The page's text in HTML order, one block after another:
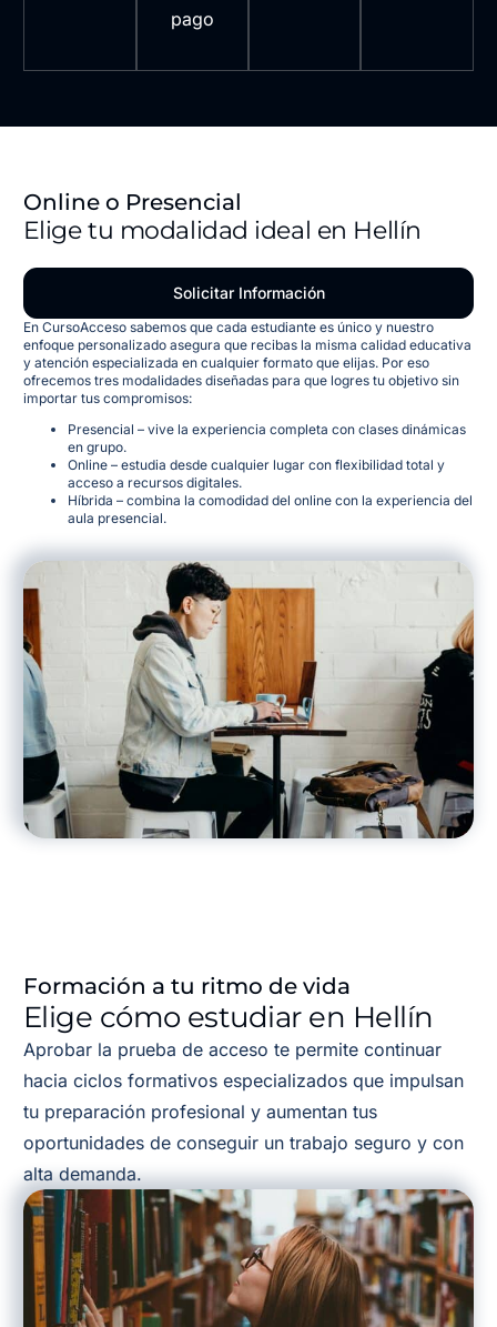
pago
Online o Presencial
Elige tu modalidad ideal en Hellín
Solicitar Información
En CursoAcceso sabemos que cada estudiante es único y nuestro
enfoque personalizado asegura que recibas la misma calidad educativa
y atención especializada en cualquier formato que elijas. Por eso
ofrecemos tres modalidades diseñadas para que logres tu objetivo sin
importar tus compromisos:
Presencial – vive la experiencia completa con clases dinámicas
en grupo.
Online – estudia desde cualquier lugar con flexibilidad total y
acceso a recursos digitales.
Híbrida – combina la comodidad del online con la experiencia del
aula presencial.
Formación a tu ritmo de vida
Elige cómo estudiar en Hellín
Aprobar la prueba de acceso te permite continuar
hacia ciclos formativos especializados que impulsan
tu preparación profesional y aumentan tus
oportunidades de conseguir un trabajo seguro y con
alta demanda.